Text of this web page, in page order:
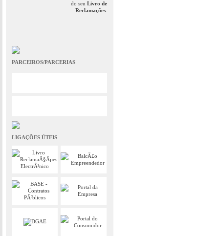
do seu Livro de
Reclamações
PARCEIROS/PARCERIAS
LIGAÇÕES ÚTEIS